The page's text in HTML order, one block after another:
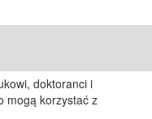
doktoranci i
mogą korzystać z